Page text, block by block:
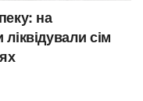
на
сім